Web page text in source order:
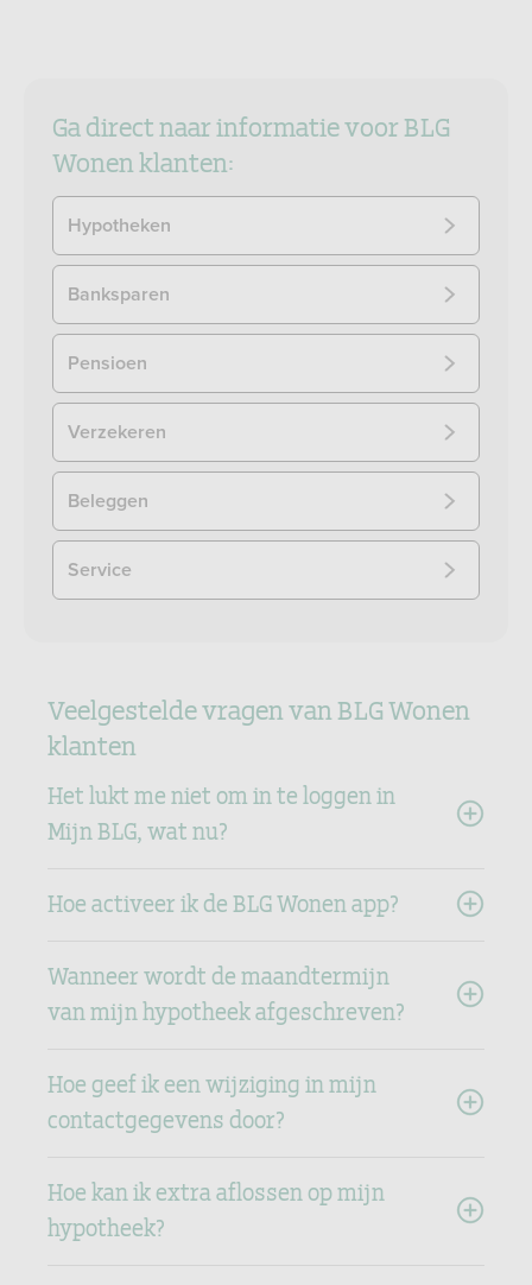
Ga direct naar informatie voor BLG
Wonen klanten:
Hypotheken
Banksparen
Pensioen
Verzekeren
Beleggen
Service
Veelgestelde vragen van BLG Wonen
klanten
Het lukt me niet om in te loggen in
Mijn BLG, wat nu?
Hoe activeer ik de BLG Wonen app?
Wanneer wordt de maandtermijn
van mijn hypotheek afgeschreven?
Hoe geef ik een wijziging in mijn
contactgegevens door?
Hoe kan ik extra aflossen op mijn
hypotheek?